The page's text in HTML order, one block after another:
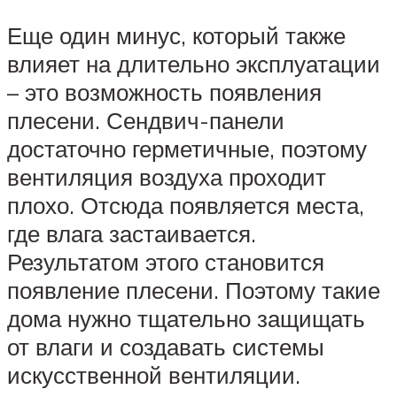
Еще один минус, который также
влияет на длительно эксплуатации
– это возможность появления
плесени. Сендвич-панели
достаточно герметичные, поэтому
вентиляция воздуха проходит
плохо. Отсюда появляется места,
где влага застаивается.
Результатом этого становится
появление плесени. Поэтому такие
дома нужно тщательно защищать
от влаги и создавать системы
искусственной вентиляции.